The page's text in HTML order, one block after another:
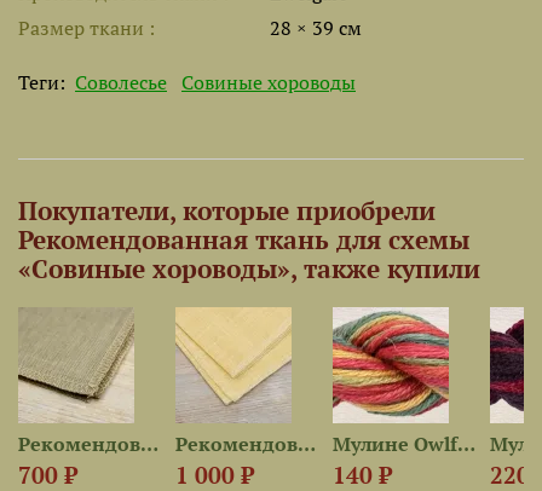
Размер ткани
28 × 39 см
Теги: Соволесье Совиные хороводы
Покупатели, которые приобрели
Рекомендованная ткань для схемы
«Совиные хороводы», также купили
Рекомендованная ткань для...
700 ₽
Рекомендованная ткань для...
1 000 ₽
Мулине Owlforest 2707 —...
140 ₽ 220